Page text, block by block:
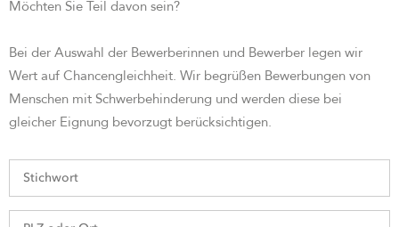
Möchten Sie Teil davon sein?
Bei der Auswahl der Bewerberinnen und Bewerber legen wir
Wert auf Chancengleichheit. Wir begrüßen Bewerbungen von
Menschen mit Schwerbehinderung und werden diese bei
gleicher Eignung bevorzugt berücksichtigen.